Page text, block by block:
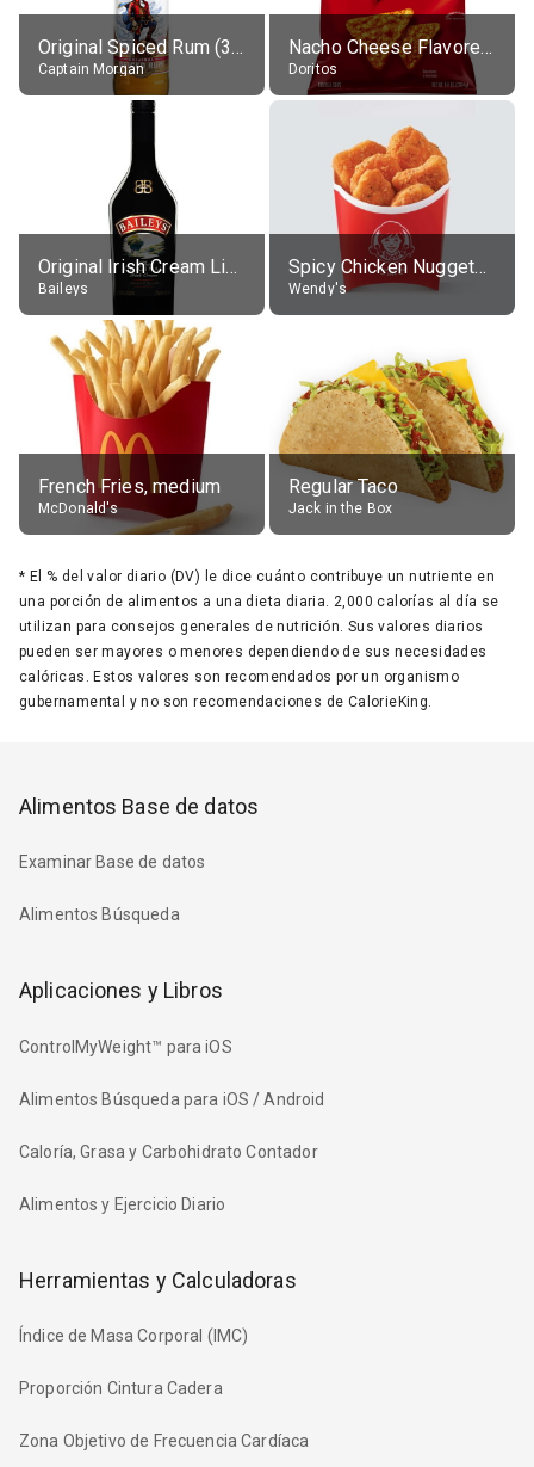
Original Spiced Rum (35% alc.)
Captain Morgan
Nacho Cheese Flavored Tortilla Chips
Doritos
Original Irish Cream Liqueur (17% alc.)
Baileys
Spicy Chicken Nuggets, without sauce
Wendy's
French Fries, medium
McDonald's
Regular Taco
Jack in the Box
* El % del valor diario (DV) le dice cuánto contribuye un nutriente en
una porción de alimentos a una dieta diaria. 2,000 calorías al día se
utilizan para consejos generales de nutrición. Sus valores diarios
pueden ser mayores o menores dependiendo de sus necesidades
calóricas. Estos valores son recomendados por un organismo
gubernamental y no son recomendaciones de CalorieKing.
Alimentos Base de datos
Examinar Base de datos
Alimentos Búsqueda
Aplicaciones y Libros
ControlMyWeight™ para iOS
Alimentos Búsqueda para iOS / Android
Caloría, Grasa y Carbohidrato Contador
Alimentos y Ejercicio Diario
Herramientas y Calculadoras
Índice de Masa Corporal (IMC)
Proporción Cintura Cadera
Zona Objetivo de Frecuencia Cardíaca